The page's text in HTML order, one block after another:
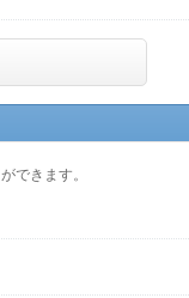
できます。